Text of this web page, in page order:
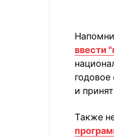
ввести
и
Также